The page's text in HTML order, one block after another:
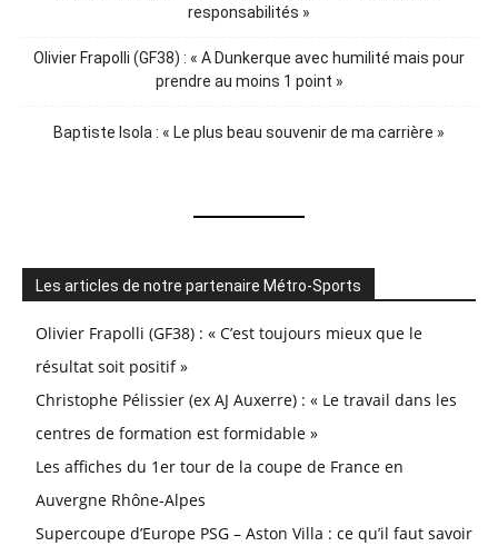
responsabilités »
Olivier Frapolli (GF38) : « A Dunkerque avec humilité mais pour
prendre au moins 1 point »
Baptiste Isola : « Le plus beau souvenir de ma carrière »
Les articles de notre partenaire Métro-Sports
Olivier Frapolli (GF38) : « C’est toujours mieux que le
résultat soit positif »
Christophe Pélissier (ex AJ Auxerre) : « Le travail dans les
centres de formation est formidable »
Les affiches du 1er tour de la coupe de France en
Auvergne Rhône-Alpes
Supercoupe d’Europe PSG – Aston Villa : ce qu’il faut savoir